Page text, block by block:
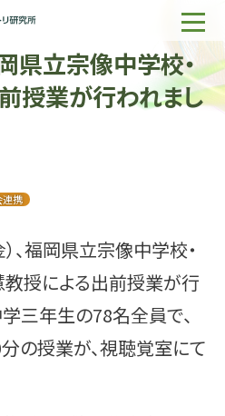
県立宗像中学校・
授業が行われまし
連携
、福岡県立宗像中学校・
教授による出前授業が行
三年生の78名全員で、
の授業が、視聴覚室にて